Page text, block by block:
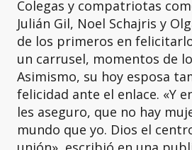
Colegas y compatriotas
Julián Gil, Noel Schajris y
de los primeros en
un carrusel, momentos de
Asimismo, su hoy esposa
felicidad ante el enlace. «Y
les aseguro, que no hay
mundo que yo. Dios el